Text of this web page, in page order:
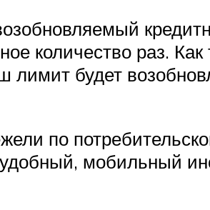
количество раз.
лимит будет
по
мобильный